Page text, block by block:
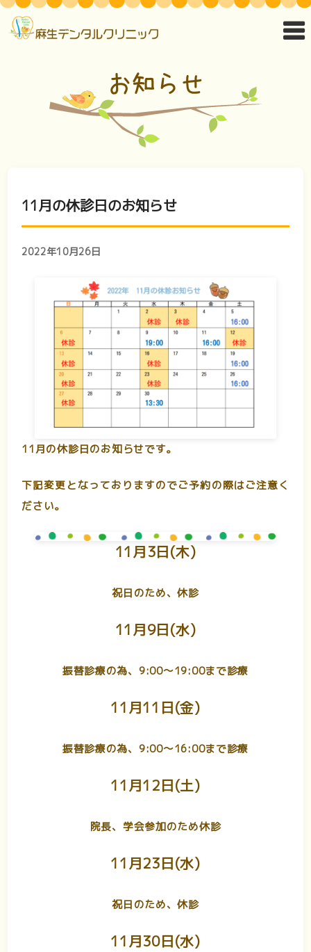
11月の休診日のお知らせ
2022年10月26日
11月の休診日のお知らせです。
下記変更となっておりますのでご予約の際はご注意く
ださい。
11月3日(木)
祝日のため、休診
11月9日(水)
振替診療の為、9:00〜19:00まで診療
11月11日(金)
振替診療の為、9:00〜16:00まで診療
11月12日(土)
院長、学会参加のため休診
11月23日(水)
祝日のため、休診
11月30日(水)